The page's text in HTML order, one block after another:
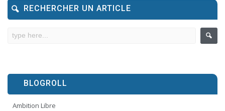
RECHERCHER UN ARTICLE
BLOGROLL
Ambition Libre